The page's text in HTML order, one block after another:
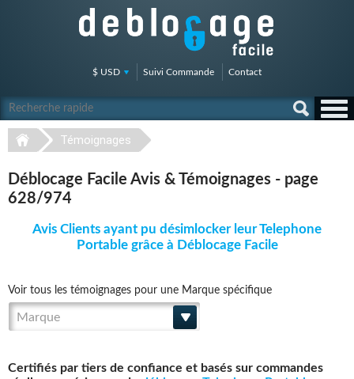
$ USD Suivi Commande Contact
Témoignages
Déblocage Facile Avis & Témoignages - page
628/974
Avis Clients ayant pu désimlocker leur Telephone
Portable grâce à Déblocage Facile
Voir tous les témoignages pour une Marque spécifique
Marque
Certifiés par tiers de confiance et basés sur commandes